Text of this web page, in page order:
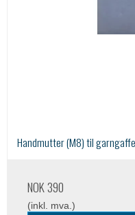
Handmutter (M8) til
NOK 390
(inkl. mva.)